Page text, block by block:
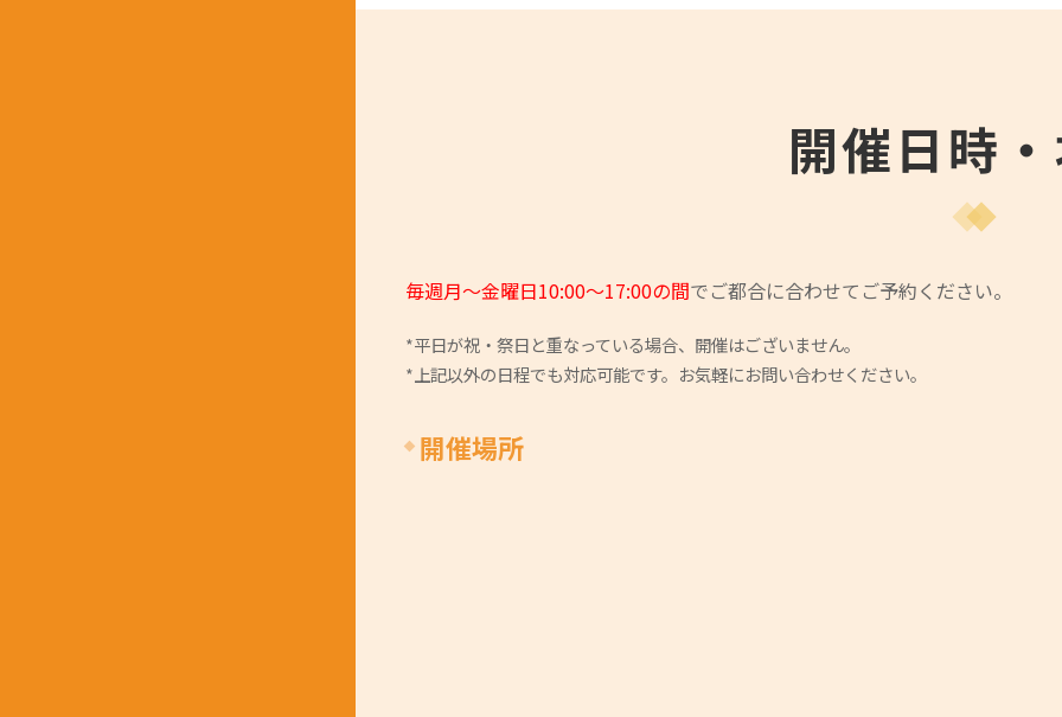
開催日時
毎週月～金曜日10:00～17:00の間でご都合に合わせてご予約ください。
*平日が祝・祭日と重なっている場合、開催はございません。
*上記以外の日程でも対応可能です。お気軽にお問い合わせください。
開催場所